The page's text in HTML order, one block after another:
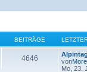
BEITRÄGE
4646
vonMore
Mo, 23.